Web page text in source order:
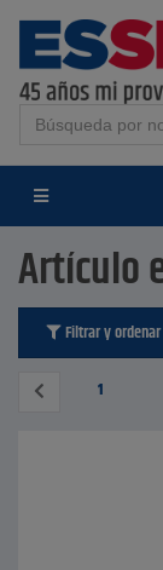
Artículo
Filtrar y ordenar
1